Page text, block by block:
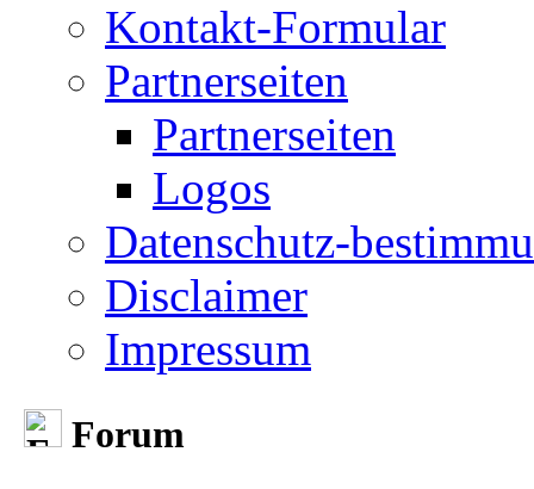
Kontakt-Formular
Partnerseiten
Partnerseiten
Logos
Datenschutz-
Disclaimer
Impressum
Forum